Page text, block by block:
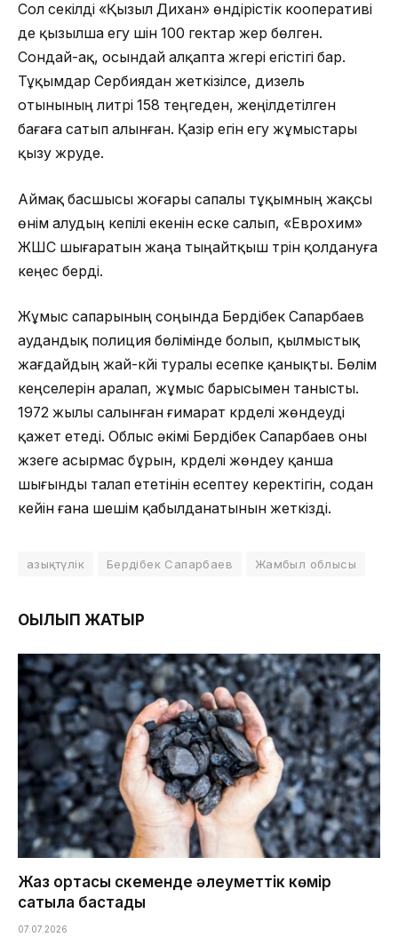
Сол секілді «Қызыл Дихан» өндірістік кооперативі
де қызылша егу үшін 100 гектар жер бөлген.
Сондай-ақ, осындай алқапта жүгері егістігі бар.
Тұқымдар Сербиядан жеткізілсе, дизель
отынының литрі 158 теңгеден, жеңілдетілген
бағаға сатып алынған. Қазір егін егу жұмыстары
қызу жүруде.
Аймақ басшысы жоғары сапалы тұқымның жақсы
өнім алудың кепілі екенін еске салып, «Еврохим»
ЖШС шығаратын жаңа тыңайтқыш түрін қолдануға
кеңес берді.
Жұмыс сапарының соңында Бердібек Сапарбаев
аудандық полиция бөлімінде болып, қылмыстық
жағдайдың жай-күйі туралы есепке қанықты. Бөлім
кеңселерін аралап, жұмыс барысымен танысты.
1972 жылы салынған ғимарат күрделі жөндеуді
қажет етеді. Облыс әкімі Бердібек Сапарбаев оны
жүзеге асырмас бұрын, күрделі жөндеу қанша
шығынды талап ететінін есептеу керектігін, содан
кейін ғана шешім қабылданатынын жеткізді.
азық-түлік Бердібек Сапарбаев Жамбыл облысы
ОҚЫЛЫП ЖАТЫР
Жаз ортасы Өскеменде әлеуметтік көмір
сатыла бастады
07.07.2026